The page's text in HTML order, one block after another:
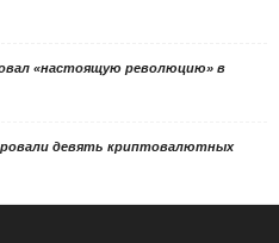
«настоящую революцию» в
девять криптовалютных